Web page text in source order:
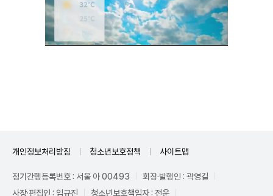
개인정보처리방침 청소년보호정책 사이트맵
정기간행등록번호 : 서울 아 00493
회장·발행인 : 곽영길
사장·편집인 : 임규진
청소년보호책임자 : 전운